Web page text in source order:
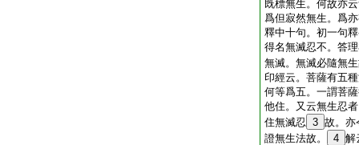
既標無生。何故亦
爲但寂然無生。爲
釋中十句。初一句
得名無滅忍不。答
無滅。無滅必隨無
印經云。菩薩有五
何等爲五。一謂菩
他住。又云無生忍
住無滅忍 3 故。亦
證無生法故。
4 解